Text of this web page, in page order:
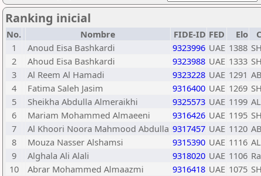
Ranking inicial
No. Nombre FIDE-ID FED Elo
1
Anoud Eisa Bashkardi 9323996 UAE 1388
2
Ahoud Eisa Bashkardi 9323988 UAE 1333
3
Al Reem Al Hamadi 9323228 UAE 1291
4
Fatima Saleh Jasim 9316400 UAE 1269
5
Sheikha Abdulla Almeraikhi 9325573 UAE 1199
6
Mariam Mohammed Almaeeni 9316426 UAE 1195
7
Al Khoori Noora Mahmood Abdulla 9317457 UAE 1120
8
Mouza Nasser Alshamsi 9315390 UAE 1116
9
Alghala Ali Alali 9318020 UAE 1106
10
Abrar Mohammed Almaazmi 9316418 UAE 1075